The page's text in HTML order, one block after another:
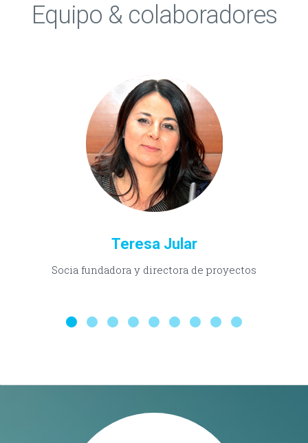
Equipo & colaboradores
Teresa Jular
Socia fundadora y directora de proyectos